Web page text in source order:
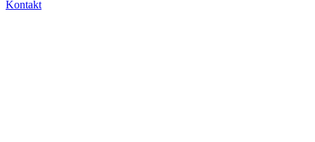
Kontakt